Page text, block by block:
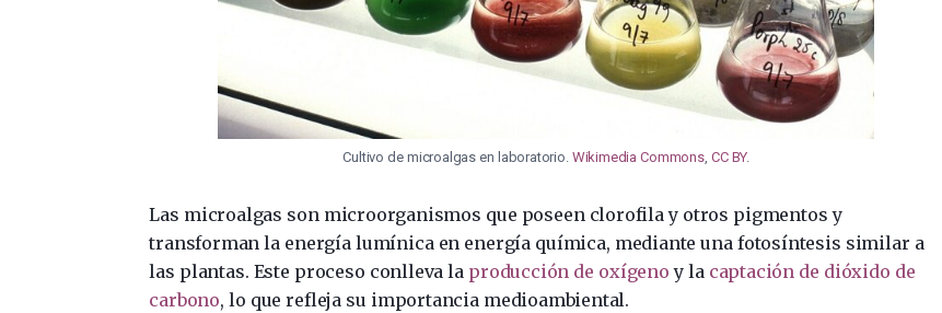
Cultivo de microalgas en laboratorio. Wikimedia Commons, CC BY.
Las microalgas son microorganismos que poseen clorofila y otros pigmentos y
transforman la energía lumínica en energía química, mediante una fotosíntesis similar a
las plantas. Este proceso conlleva la producción de oxígeno y la captación de dióxido de
carbono, lo que refleja su importancia medioambiental.